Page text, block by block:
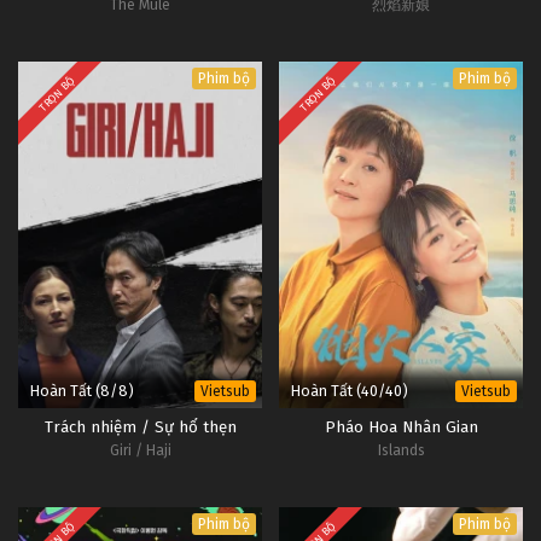
The Mule 烈焰新娘
TRỌN BỘ Phim bộ
Hoàn Tất (8/8) Vietsub
Trách nhiệm / Sự hổ thẹn
Giri / Haji
TRỌN BỘ Phim bộ
Hoàn Tất (40/40) Vietsub
Pháo Hoa Nhân Gian
Islands
Phim bộ Phim bộ